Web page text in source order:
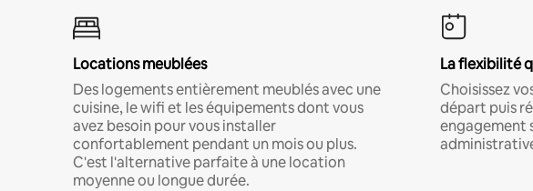
Locations meublées
Des logements entièrement meublés avec une
cuisine, le wifi et les équipements dont vous
avez besoin pour vous installer
confortablement pendant un mois ou plus.
C'est l'alternative parfaite à une location
moyenne ou longue durée.
La flexibilité
Choisissez
départ puis
engagement